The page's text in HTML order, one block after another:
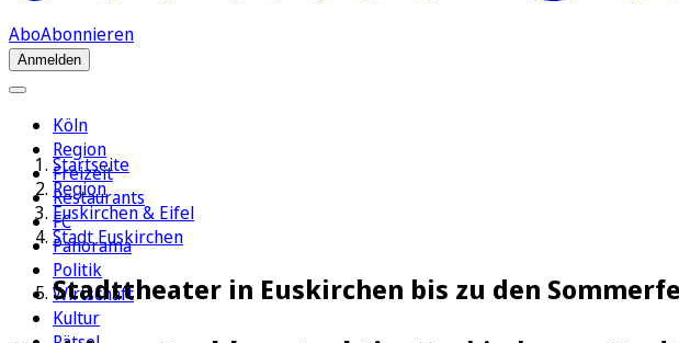
AboAbonnieren
Anmelden
Köln
Region
Freizeit
Restaurants
FC
Panorama
Politik
Wirtschaft
Kultur
Startseite
Region
Euskirchen & Eifel
Stadt Euskirchen
Stadttheater in Euskirchen bis zu den